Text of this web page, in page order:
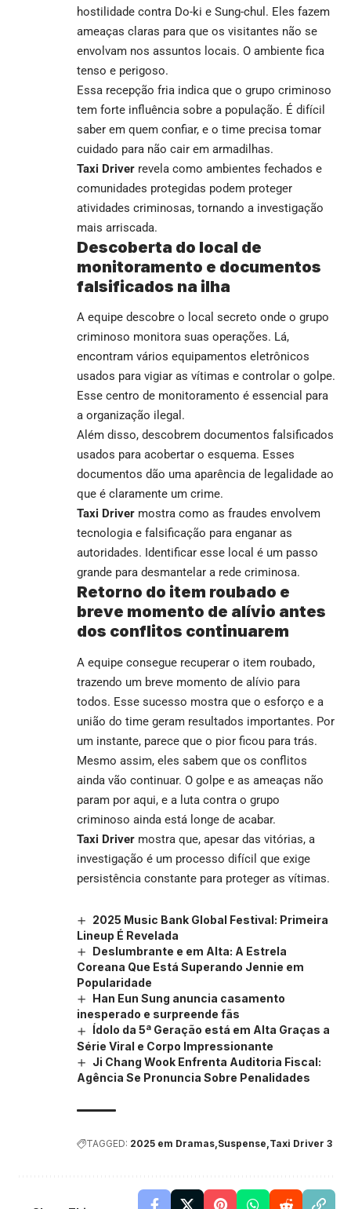
hostilidade contra Do-ki e Sung-chul. Eles fazem
ameaças claras para que os visitantes não se
envolvam nos assuntos locais. O ambiente fica
tenso e perigoso.
Essa recepção fria indica que o grupo criminoso
tem forte influência sobre a população. É difícil
saber em quem confiar, e o time precisa tomar
cuidado para não cair em armadilhas.
Taxi Driver revela como ambientes fechados e
comunidades protegidas podem proteger
atividades criminosas, tornando a investigação
mais arriscada.
Descoberta do local de
monitoramento e documentos
falsificados na ilha
A equipe descobre o local secreto onde o grupo
criminoso monitora suas operações. Lá,
encontram vários equipamentos eletrônicos
usados para vigiar as vítimas e controlar o golpe.
Esse centro de monitoramento é essencial para
a organização ilegal.
Além disso, descobrem documentos falsificados
usados para acobertar o esquema. Esses
documentos dão uma aparência de legalidade ao
que é claramente um crime.
Taxi Driver mostra como as fraudes envolvem
tecnologia e falsificação para enganar as
autoridades. Identificar esse local é um passo
grande para desmantelar a rede criminosa.
Retorno do item roubado e
breve momento de alívio antes
dos conflitos continuarem
A equipe consegue recuperar o item roubado,
trazendo um breve momento de alívio para
todos. Esse sucesso mostra que o esforço e a
união do time geram resultados importantes. Por
um instante, parece que o pior ficou para trás.
Mesmo assim, eles sabem que os conflitos
ainda vão continuar. O golpe e as ameaças não
param por aqui, e a luta contra o grupo
criminoso ainda está longe de acabar.
Taxi Driver mostra que, apesar das vitórias, a
investigação é um processo difícil que exige
persistência constante para proteger as vítimas.
2025 Music Bank Global Festival: Primeira
Lineup É Revelada
Deslumbrante e em Alta: A Estrela
Coreana Que Está Superando Jennie em
Popularidade
Han Eun Sung anuncia casamento
inesperado e surpreende fãs
Ídolo da 5ª Geração está em Alta Graças a
Série Viral e Corpo Impressionante
Ji Chang Wook Enfrenta Auditoria Fiscal:
Agência Se Pronuncia Sobre Penalidades
TAGGED: 2025 em Dramas Suspense Taxi Driver 3